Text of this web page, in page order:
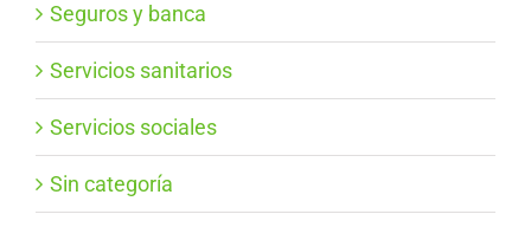
Seguros y banca
Servicios sanitarios
Servicios sociales
Sin categoría